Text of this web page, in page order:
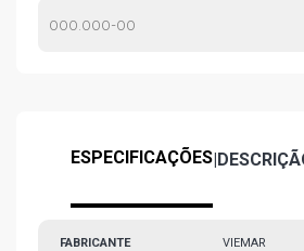
ESPECIFICAÇÕES|
FABRICANTE VIEMAR